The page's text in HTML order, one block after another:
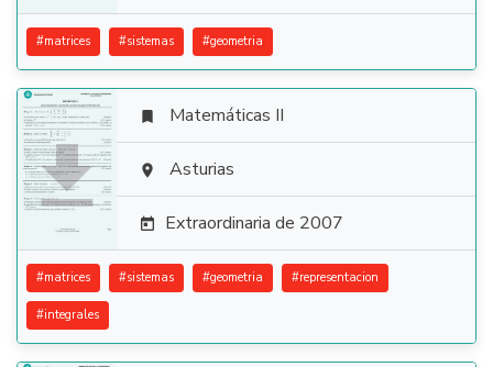
#matrices #sistemas #geometria

 Matemáticas II
 Asturias
 Extraordinaria de 2007
#matrices #sistemas #geometria #representacion
#integrales